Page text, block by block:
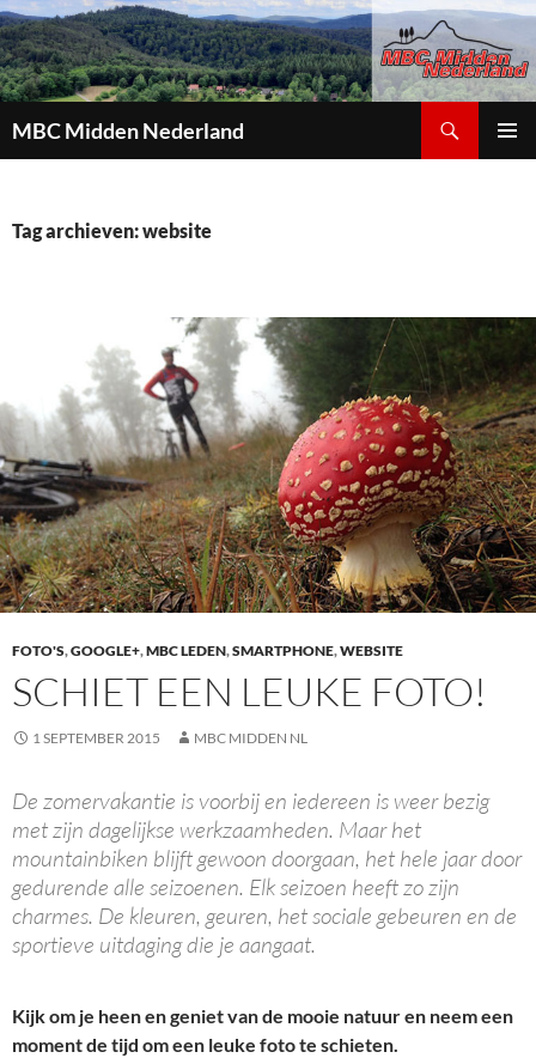
MBC Midden Nederland
INHOUD
Tag archieven: website
FOTO'S,GOOGLE+,MBC LEDEN,SMARTPHONE,WEBSITE
SCHIET EEN LEUKE FOTO!
1 SEPTEMBER 2015 MBC MIDDEN NL
De zomervakantie is voorbij en iedereen is weer bezig
met zijn dagelijkse werkzaamheden. Maar het
mountainbiken blijft gewoon doorgaan, het hele jaar door
gedurende alle seizoenen. Elk seizoen heeft zo zijn
charmes. De kleuren, geuren, het sociale gebeuren en de
sportieve uitdaging die je aangaat.
Kijk om je heen en geniet van de mooie natuur en neem een
moment de tijd om een leuke foto te schieten.